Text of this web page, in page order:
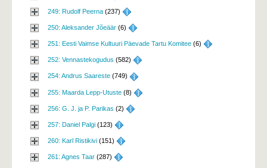
249: Rudolf Peerna (237)
250: Aleksander Jõeäär (6)
251: Eesti Vaimse Kultuuri Päevade Tartu Komitee (6)
252: Vennastekogudus (582)
254: Andrus Saareste (749)
255: Maarda Lepp-Utuste (8)
256: G. J. ja P. Parikas (2)
257: Daniel Palgi (123)
260: Karl Ristikivi (151)
261: Agnes Taar (287)